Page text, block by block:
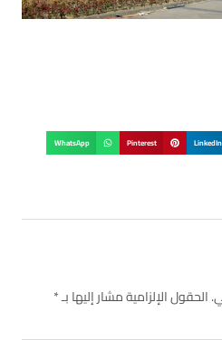
LinkedIn
Pinterest
WhatsApp
الحقول الإلزامية مشار إليها بـ*